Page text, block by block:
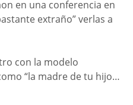
en una conferencia en
extraño” verlas a
con la modelo
“la madre de tu hijo…